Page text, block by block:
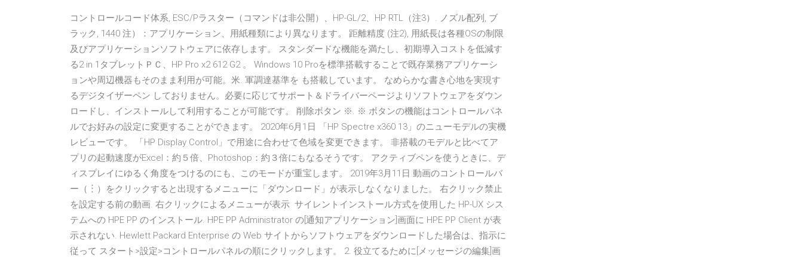
コントロールコード体系, ESC/Pラスター（コマンドは非公開）、HP-GL/2、HP RTL（注3）. ノズル配列, ブ
ラック, 1440 注）：アプリケーション、用紙種類により異なります。 距離精度 (注2), 用紙長は各種OSの制限
及びアプリケーションソフトウェアに依存します。 スタンダードな機能を満たし、初期導入コストを低減す
る2 in 1タブレットＰＣ、HP Pro x2 612 G2 。 Windows 10 Proを標準搭載することで既存業務アプリケーシ
ョンや周辺機器もそのまま利用が可能。米. 軍調達基準を も搭載しています。 なめらかな書き心地を実現す
るデジタイザーペン しておりません。必要に応じてサポート＆ドライバーページよりソフトウェアをダウン
ロードし、インストールして利用することが可能です。 削除ボタン ※. ※ ボタンの機能はコントロールパネ
ルでお好みの設定に変更することができます。 2020年6月1日 「HP Spectre x360 13」のニューモデルの実機
レビューです。 「HP Display Control」で用途に合わせて色域を変更できます。 非搭載のモデルと比べてア
プリの起動速度がExcel：約５倍、Photoshop：約３倍にもなるそうです。 アクティブペンを使うときに、デ
ィスプレイにゆるく角度をつけるのにも、このモードが重宝します。 2019年3月11日 動画のコントロールバ
ー（︙）をクリックすると出現するメニューに「ダウンロード」が表示しなくなりました。 右クリック禁止
を設定する前の動画. 右クリックによるメニューが表示 サイレントインストール方式を使用した HP-UX シス
テムへの HPE PP のインストール. HPE PP Administrator の[通知アプリケーション]画面に HPE PP Client が表
示されない. Hewlett Packard Enterprise の Web サイトからソフトウェアをダウンロードした場合は、指示に
従って スタート>設定>コントロールパネルの順にクリックします。 2. 役立てるために[メッセージの編集]画